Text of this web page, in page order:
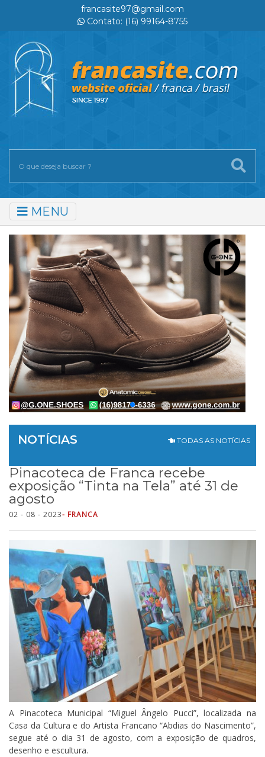
francasite97@gmail.com
Contato: (16) 99164-8755
MENU
NOTÍCIAS TODAS AS NOTÍCIAS
Pinacoteca de Franca recebe
exposição “Tinta na Tela” até 31 de
agosto
02 - 08 - 2023- FRANCA
A Pinacoteca Municipal “Miguel Ângelo Pucci”, localizada na
Casa da Cultura e do Artista Francano “Abdias do Nascimento”,
segue até o dia 31 de agosto, com a exposição de quadros,
desenho e escultura.